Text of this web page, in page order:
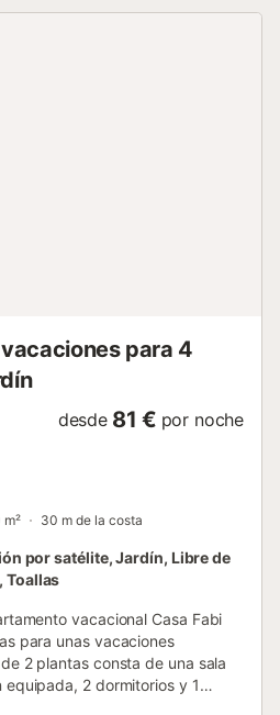
para 4
desde 81 € por noche
m² 30 m de la costa
por satélite, Jardín, Libre de
Toallas
vacacional Casa Fabi
para unas vacaciones
2 plantas consta de una sala
2 dormitorios y 1